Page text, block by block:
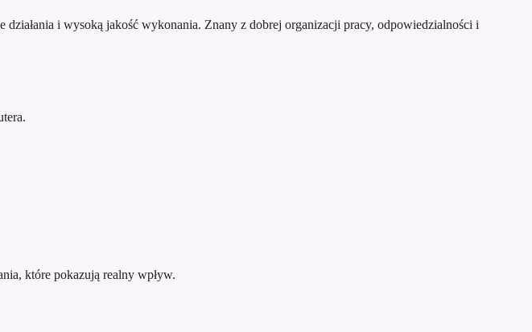
i wysoką jakość wykonania. Znany z dobrej organizacji pracy, odpowiedzialności i
które pokazują realny wpływ.